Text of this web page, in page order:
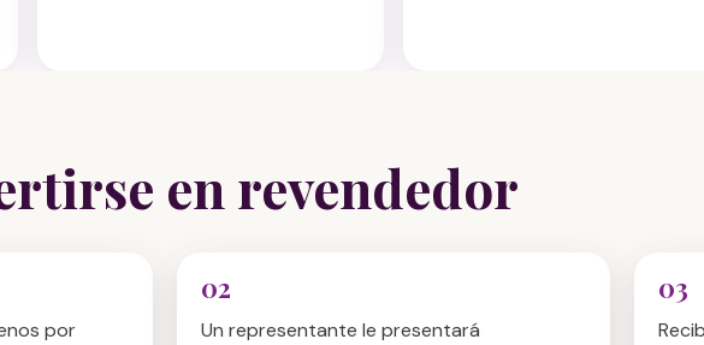
en revendedor
por
Un representante le presentará